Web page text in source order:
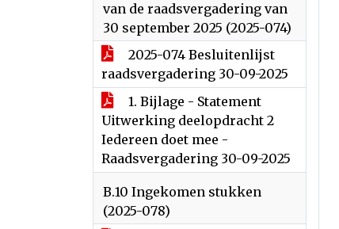
van de raadsvergadering van
30 september 2025 (2025-074)
2025-074 Besluitenlijst
raadsvergadering 30-09-2025
1. Bijlage - Statement
Uitwerking deelopdracht 2
Iedereen doet mee -
Raadsvergadering 30-09-2025
B.10 Ingekomen stukken
(2025-078)